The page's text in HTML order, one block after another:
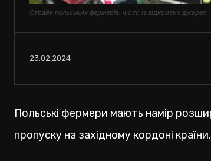
Страйк польських фермерів. Фото із відкритих джерел
23.02.2024
Польські фермери мають намір
пропуску на західному кордоні країни.